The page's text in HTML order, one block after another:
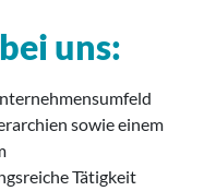
uns:
sowie einem
Tätigkeit